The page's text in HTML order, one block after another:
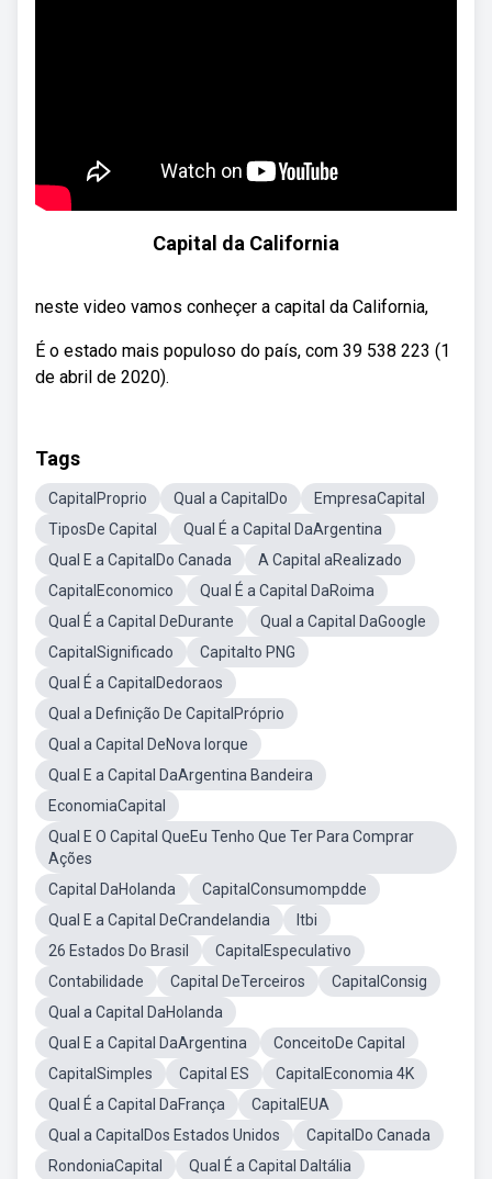
Capital da California
neste video vamos conheçer a capital da California,
É o estado mais populoso do país, com 39 538 223 (1
de abril de 2020).
Tags
CapitalProprio Qual a CapitalDo
EmpresaCapital
TiposDe Capital
Qual É a Capital DaArgentina
Qual E a CapitalDo Canada
A Capital aRealizado
CapitalEconomico
Qual É a Capital DaRoima
Qual É a Capital DeDurante
Qual a Capital DaGoogle
CapitalSignificado
Capitalto PNG
Qual É a CapitalDedoraos
Qual a Definição De CapitalPróprio
Qual a Capital DeNova Iorque
Qual E a Capital DaArgentina Bandeira
EconomiaCapital
Qual E O Capital QueEu Tenho Que Ter Para Comprar
Ações
Capital DaHolanda
CapitalConsumompdde
Qual E a Capital DeCrandelandia
Itbi
26 Estados Do Brasil
CapitalEspeculativo
Contabilidade
Capital DeTerceiros
CapitalConsig
Qual a Capital DaHolanda
Qual E a Capital DaArgentina
ConceitoDe Capital
CapitalSimples
Capital ES
CapitalEconomia 4K
Qual É a Capital DaFrança
CapitalEUA
Qual a CapitalDos Estados Unidos
CapitalDo Canada
RondoniaCapital
Qual É a Capital DaItália